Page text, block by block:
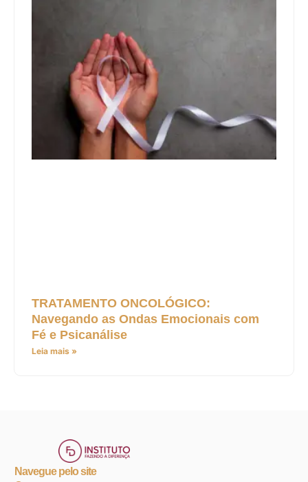
TRATAMENTO ONCOLÓGICO:
Navegando as Ondas Emocionais com
Fé e Psicanálise
Leia mais »
Navegue pelo site